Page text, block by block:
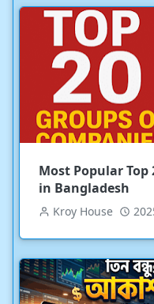
Most Popular Top
in Bangladesh
Kroy House